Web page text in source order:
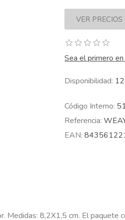
Sea el primero
Disponibilidad:
Código Interno:
Referencia:
EAN:
Medidas: 8,2X1,5 cm. El paquete